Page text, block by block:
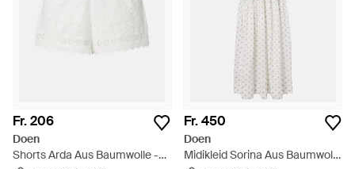
Fr. 206
Doen
Shorts Arda Aus Baumwolle -
Fr. 450
Doen
Midikleid Sorina Aus Baumwolle